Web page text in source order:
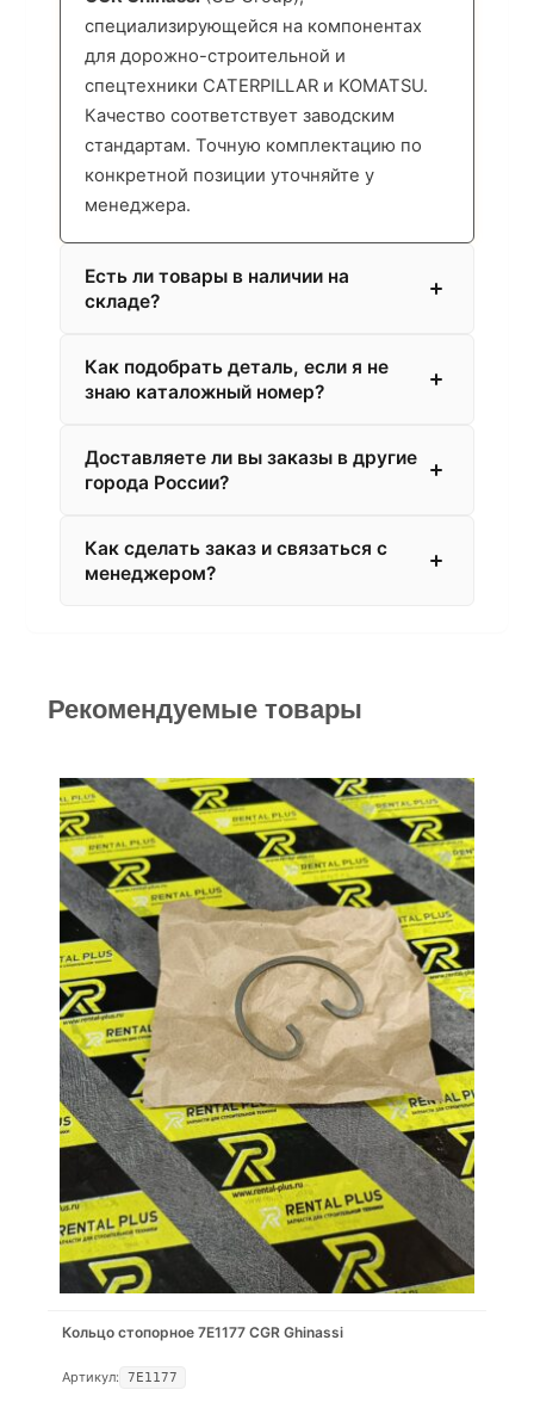
специализирующейся на компонентах
для дорожно-строительной и
спецтехники CATERPILLAR и KOMATSU.
Качество соответствует заводским
стандартам. Точную комплектацию по
конкретной позиции уточняйте у
менеджера.
Есть ли товары в наличии на
складе?
Как подобрать деталь, если я не
знаю каталожный номер?
Доставляете ли вы заказы в другие
города России?
Как сделать заказ и связаться с
менеджером?
Рекомендуемые товары
Кольцо стопорное 7E1177 CGR Ghinassi
Артикул: 7E1177